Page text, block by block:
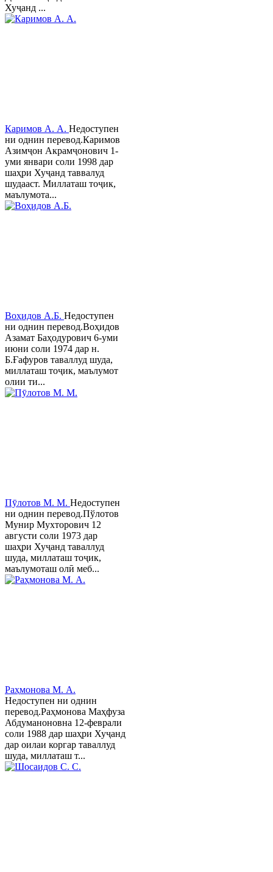
Хуҷанд ...
Каримов А. А. Недоступен
ни однин перевод.Каримов
Азимҷон Акрамҷонович 1-
уми январи соли 1998 дар
шаҳри Хуҷанд таввалуд
шудааст. Миллаташ тоҷик,
маълумота...
Воҳидов А.Б. Недоступен
ни однин перевод.Воҳидов
Азамат Баҳодурович 6-уми
июни соли 1974 дар н.
Б.Ғафуров таваллуд шуда,
миллаташ тоҷик, маълумот
олии ти...
Пӯлотов М. М. Недоступен
ни однин перевод.Пўлотов
Мунир Мухторович 12
августи соли 1973 дар
шаҳри Хуҷанд таваллуд
шуда, миллаташ тоҷик,
маълумоташ олӣ меб...
Раҳмонова М. А.
Недоступен ни однин
перевод.Раҳмонова Маҳфуза
Абдуманоновна 12-феврали
соли 1988 дар шаҳри Хуҷанд
дар оилаи коргар таваллуд
шуда, миллаташ т...